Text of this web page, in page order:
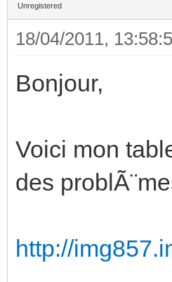
Unregistered
18/04/2011,
Bonjour,
Voici mon
des
http://